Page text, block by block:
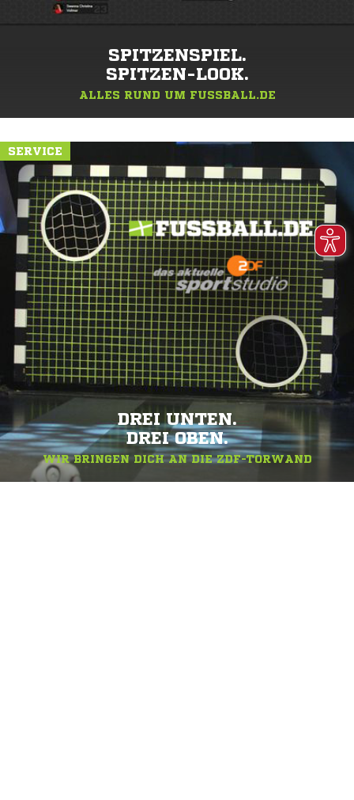
SPITZENSPIEL.
SPITZEN-LOOK.
ALLES RUND UM FUSSBALL.DE
SERVICE
DREI UNTEN.
DREI OBEN.
WIR BRINGEN DICH AN DIE ZDF-TORWAND